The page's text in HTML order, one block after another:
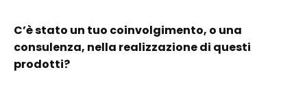
C’è stato un tuo coinvolgimento, o una
consulenza, nella realizzazione di questi
prodotti?